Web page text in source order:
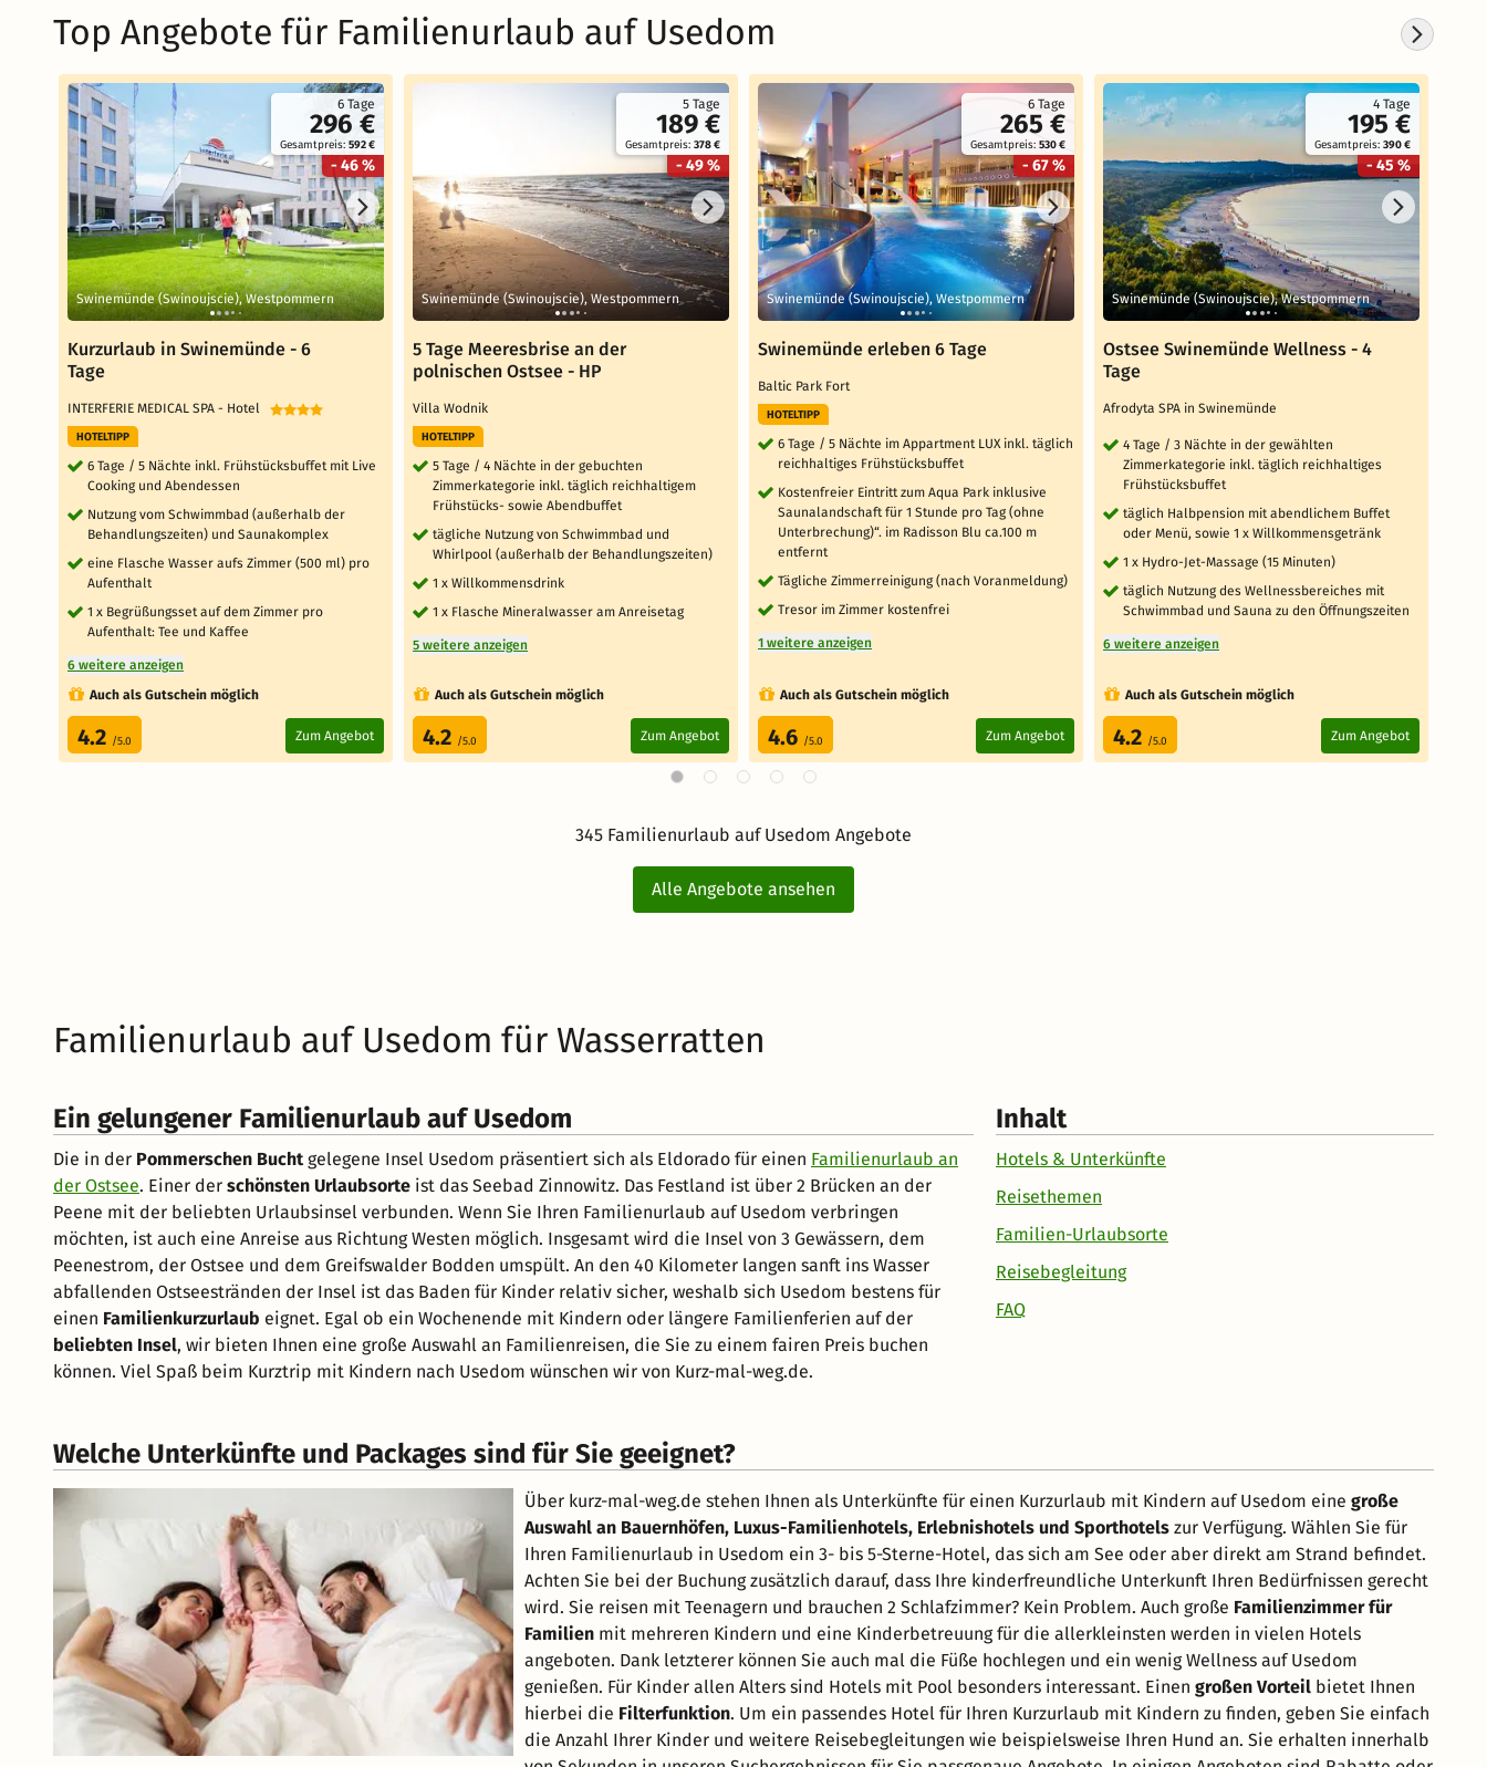
Top Angebote für Familienurlaub auf Usedom
6 Tage
296 €
Gesamtpreis: 592 €
- 46 %
Swinemünde (Swinoujscie), Westpommern
Kurzurlaub in Swinemünde - 6
Tage
INTERFERIE MEDICAL SPA - Hotel
HOTELTIPP
6 Tage / 5 Nächte inkl. Frühstücksbuffet mit Live
Cooking und Abendessen
Nutzung vom Schwimmbad (außerhalb der
Behandlungszeiten) und Saunakomplex
eine Flasche Wasser aufs Zimmer (500 ml) pro
Aufenthalt
1 x Begrüßungsset auf dem Zimmer pro
Aufenthalt: Tee und Kaffee
6 weitere anzeigen
Auch als Gutschein möglich
4.2 /5.0 Zum Angebot
5 Tage
189 €
Gesamtpreis: 378 €
- 49 %
Swinemünde (Swinoujscie), Westpommern
5 Tage Meeresbrise an der
polnischen Ostsee - HP
Villa Wodnik
HOTELTIPP
5 Tage / 4 Nächte in der gebuchten
Zimmerkategorie inkl. täglich reichhaltigem
Frühstücks- sowie Abendbuffet
tägliche Nutzung von Schwimmbad und
Whirlpool (außerhalb der Behandlungszeiten)
1 x Willkommensdrink
1 x Flasche Mineralwasser am Anreisetag
5 weitere anzeigen
Auch als Gutschein möglich
4.2 /5.0 Zum Angebot
6 Tage
265 €
Gesamtpreis: 530 €
- 67 %
Swinemünde (Swinoujscie), Westpommern
Swinemünde erleben 6 Tage
Baltic Park Fort
HOTELTIPP
6 Tage / 5 Nächte im Appartment LUX inkl. täglich
reichhaltiges Frühstücksbuffet
Kostenfreier Eintritt zum Aqua Park inklusive
Saunalandschaft für 1 Stunde pro Tag (ohne
Unterbrechung)“. im Radisson Blu ca.100 m
entfernt
Tägliche Zimmerreinigung (nach Voranmeldung)
Tresor im Zimmer kostenfrei
1 weitere anzeigen
Auch als Gutschein möglich
4.6 /5.0 Zum Angebot
4 Tage
195 €
Gesamtpreis: 390 €
- 45 %
Swinemünde (Swinoujscie), Westpommern
Ostsee Swinemünde Wellness - 4
Tage
Afrodyta SPA in Swinemünde
4 Tage / 3 Nächte in der gewählten
Zimmerkategorie inkl. täglich reichhaltiges
Frühstücksbuffet
täglich Halbpension mit abendlichem Buffet
oder Menü, sowie 1 x Willkommensgetränk
1 x Hydro-Jet-Massage (15 Minuten)
täglich Nutzung des Wellnessbereiches mit
Schwimmbad und Sauna zu den Öffnungszeiten
6 weitere anzeigen
Auch als Gutschein möglich
4.2 /5.0 Zum Angebot
345 Familienurlaub auf Usedom Angebote
Alle Angebote ansehen
Familienurlaub auf Usedom für Wasserratten
Ein gelungener Familienurlaub auf Usedom
Die in der Pommerschen Buchtgelegene Insel Usedom präsentiert sich als Eldorado für einen Familienurlaub an
der Ostsee. Einer der schönsten Urlaubsorte ist das Seebad Zinnowitz. Das Festland ist über 2 Brücken an der
Peene mit der beliebten Urlaubsinsel verbunden. Wenn Sie Ihren Familienurlaub auf Usedom verbringen
möchten, ist auch eine Anreise aus Richtung Westen möglich. Insgesamt wird die Insel von 3 Gewässern, dem
Peenestrom, der Ostsee und dem Greifswalder Bodden umspült. An den 40 Kilometer langen sanft ins Wasser
abfallenden Ostseestränden der Insel ist das Baden für Kinder relativ sicher, weshalb sich Usedom bestens für
einen Familienkurzurlaub eignet. Egal ob ein Wochenende mit Kindern oder längere Familienferien auf der
beliebten Insel, wir bieten Ihnen eine große Auswahl an Familienreisen, die Sie zu einem fairen Preis buchen
können. Viel Spaß beim Kurztrip mit Kindern nach Usedom wünschen wir von Kurz-mal-weg.de.
Inhalt
Hotels & Unterkünfte
Reisethemen
Familien-Urlaubsorte
Reisebegleitung
FAQ
Welche Unterkünfte und Packages sind für Sie geeignet?
Über kurz-mal-weg.de stehen Ihnen als Unterkünfte für einen Kurzurlaub mit Kindern auf Usedom eine große
Auswahl an Bauernhöfen, Luxus-Familienhotels, Erlebnishotels und Sporthotels zur Verfügung. Wählen Sie für
Ihren Familienurlaub in Usedom ein 3- bis 5-Sterne-Hotel, das sich am See oder aber direkt am Strand befindet.
Achten Sie bei der Buchung zusätzlich darauf, dass Ihre kinderfreundliche Unterkunft Ihren Bedürfnissen gerecht
wird. Sie reisen mit Teenagern und brauchen 2 Schlafzimmer? Kein Problem. Auch große Familienzimmer für
Familien mit mehreren Kindern und eine Kinderbetreuung für die allerkleinsten werden in vielen Hotels
angeboten. Dank letzterer können Sie auch mal die Füße hochlegen und ein wenig Wellness auf Usedom
genießen. Für Kinder allen Alters sind Hotels mit Pool besonders interessant. Einen großen Vorteil bietet Ihnen
hierbei die Filterfunktion. Um ein passendes Hotel für Ihren Kurzurlaub mit Kindern zu finden, geben Sie einfach
die Anzahl Ihrer Kinder und weitere Reisebegleitungen wie beispielsweise Ihren Hund an. Sie erhalten innerhalb